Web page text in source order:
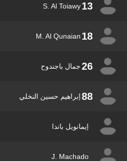
13
S. Al Toiawy
18
M. Al Qunaian
26 جمال باجندوح
88 إبراهيم حسين النخلي
إيمانويل باندا
J. Machado